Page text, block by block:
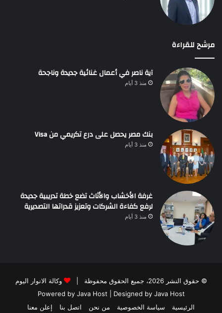
مرشح للقراءة
آية ناصر في أعمال غنائية جديدة وناجحة
منذ 3 أيام
بنك مصر يحصل على درع تكريمي من Visa
منذ 3 أيام
غرفة الأخشاب والأثاث تضع خطة تدريبية جديدة
لرفع كفاءة الشركات وتعزيز قدراتها التصديرية
منذ 3 أيام
© حقوق النشر 2026، جميع الحقوق محفوظة |
وكالة الانوار اليوم
Powered by Java Host | Designed by Java Host
الرئيسية
سياسة الخصوصية من نحن اتصل بنا إعلن معنا